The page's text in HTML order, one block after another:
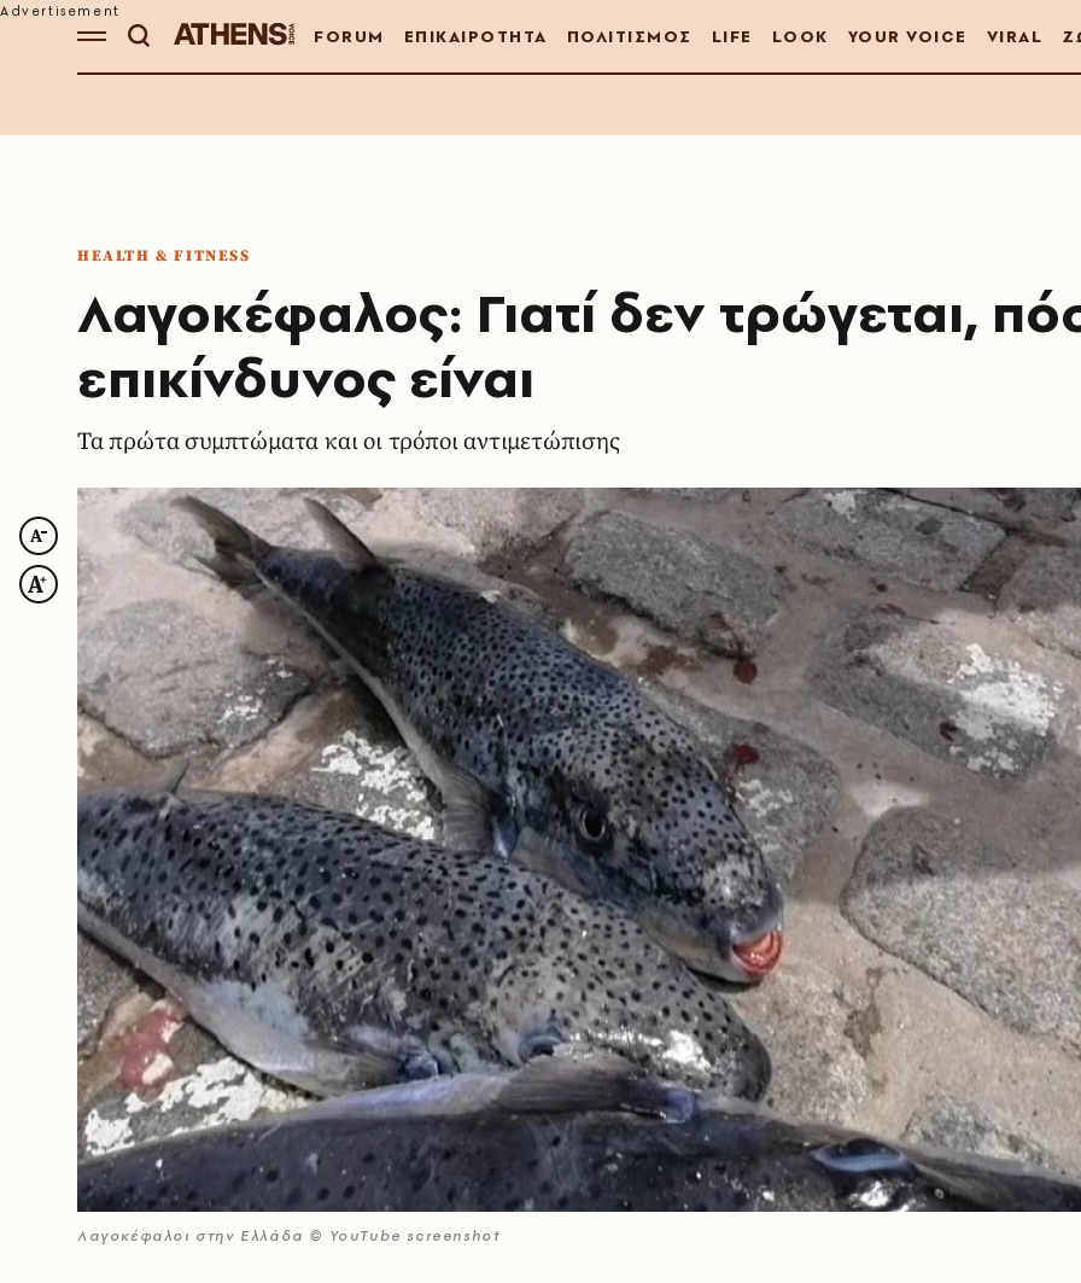
FORUM ΕΠΙΚΑΙΡΟΤΗΤΑ ΠΟΛΙΤΙΣΜΟΣ LIFE LOOK YOUR VOICE VIRAL
HEALTH & FITNESS
Λαγοκέφαλος: Γιατί δεν τρώγεται,
επικίνδυνος είναι
Τα πρώτα συμπτώματα και οι τρόποι αντιμετώπισης
Λαγοκέφαλοι στην Ελλάδα © YouTube screenshot